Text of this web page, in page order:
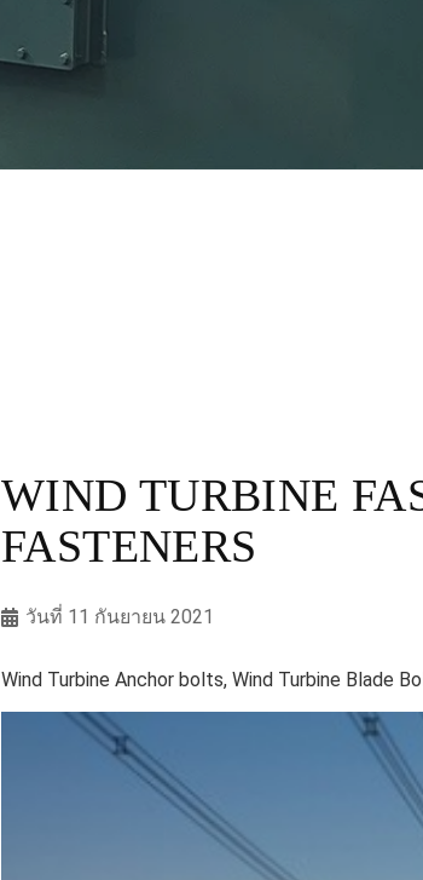
WIND TURBINE
FASTENERS
วันที่ 11 กันยายน 2021
Wind Turbine Anchor bolts, Wind Turbine Blade